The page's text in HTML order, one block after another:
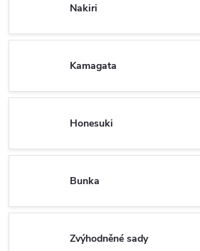
Nakiri
Kamagata
Honesuki
Bunka
Zvýhodněné sady